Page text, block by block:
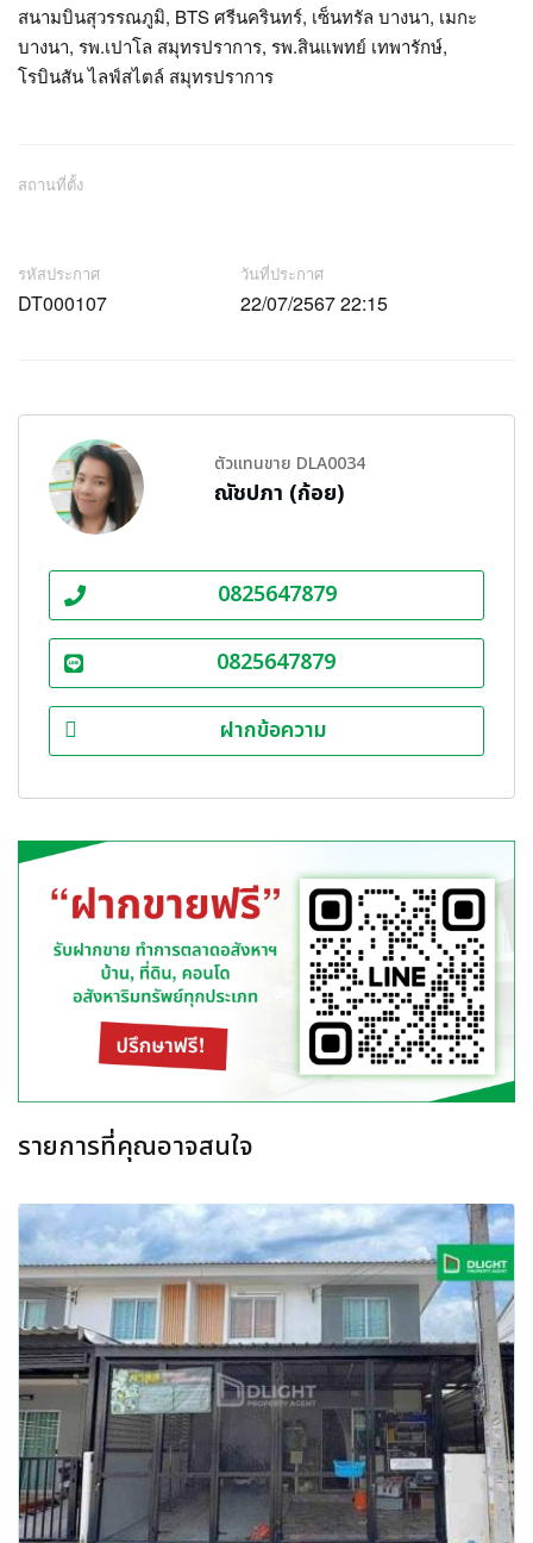
สนามบินสุวรรณภูมิ, BTS ศรีนครินทร์, เซ็นทรัล บางนา, เมกะ
บางนา, รพ.เปาโล สมุทรปราการ, รพ.สินแพทย์ เทพารักษ์,
โรบินสัน ไลฟ์สไตล์ สมุทรปราการ
สถานที่ตั้ง
รหัสประกาศ
DT000107
วันที่ประกาศ
22/07/2567 22:15
ตัวแทนขาย DLA0034
ณัชปภา (ก้อย)
0825647879
0825647879
ฝากข้อความ
รายการที่คุณอาจสนใจ